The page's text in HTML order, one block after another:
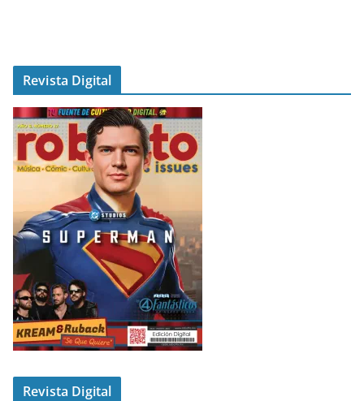
Revista Digital
Revista Digital